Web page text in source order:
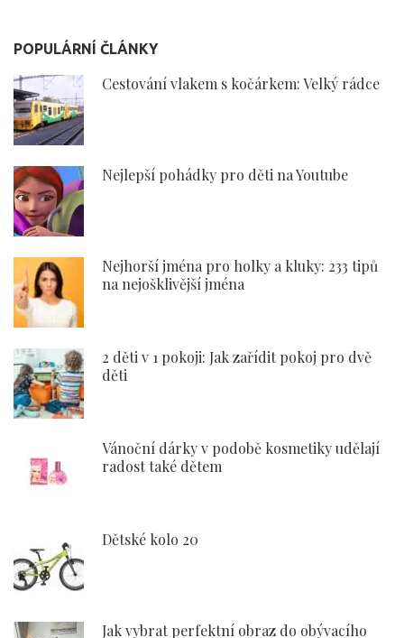
POPULÁRNÍ ČLÁNKY
Cestování vlakem s kočárkem: Velký rádce
Nejlepší pohádky pro děti na Youtube
Nejhorší jména pro holky a kluky: 233 tipů
na nejošklivější jména
2 děti v 1 pokoji: Jak zařídit pokoj pro dvě
děti
Vánoční dárky v podobě kosmetiky udělají
radost také dětem
Dětské kolo 20
Jak vybrat perfektní obraz do obývacího